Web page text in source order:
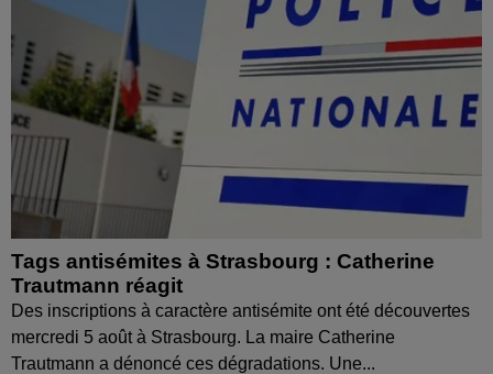
Tags antisémites à Strasbourg : Catherine
Trautmann réagit
Des inscriptions à caractère antisémite ont été découvertes
mercredi 5 août à Strasbourg. La maire Catherine
Trautmann a dénoncé ces dégradations. Une...